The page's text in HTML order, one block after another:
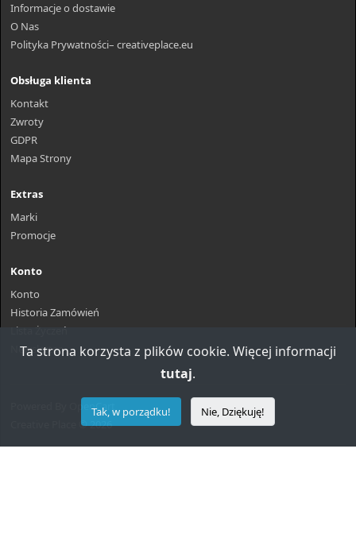
Informacje o dostawie
O Nas
Polityka Prywatności– creativeplace.eu
Obsługa klienta
Kontakt
Zwroty
GDPR
Mapa Strony
Extras
Marki
Promocje
Konto
Konto
Historia Zamówień
Lista Życzeń
Newsletter
OpenCart
Creative Place © 2026
Ta strona korzysta z plików cookie. Więcej informacji
tutaj.
Tak, w porządku! Nie, Dziękuję!